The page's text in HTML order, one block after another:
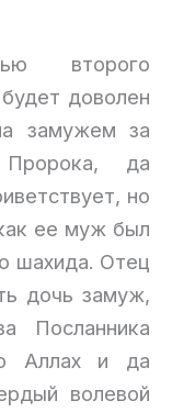
второго
доволен
замужем за
да
но
ее муж был
шахида. Отец
дочь замуж,
Посланника
Аллах и да
волевой